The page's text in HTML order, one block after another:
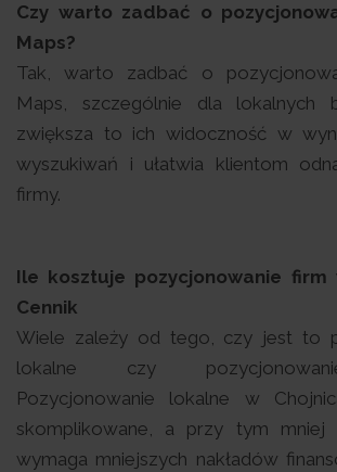
Czy warto zadbać o
Maps?
Tak, warto zadbać o
Maps, szczególnie dla lokalnych
zwiększa to ich widoczność w
wyszukiwań i ułatwia klientom
firmy.
Ile kosztuje pozycjonowanie firm
Cennik
Wiele zależy od tego, czy jest to
lokalne czy
Pozycjonowanie lokalne w
skomplikowane, a przy tym mniej
wymaga mniejszych nakładów